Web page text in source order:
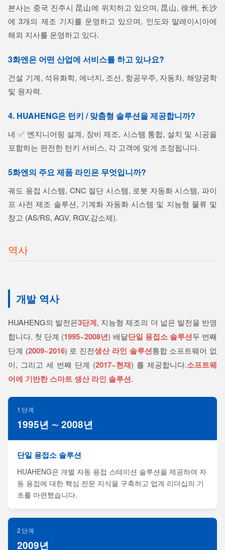
본사는 중국 진주시 昆山에 위치하고 있으며, 昆山, 徐州, 长沙
에 3개의 제조 기지를 운영하고 있으며, 인도와 말레이시아에
해외 지사를 운영하고 있다.
3화엔은 어떤 산업에 서비스를 하고 있나요?
건설 기계, 석유화학, 에너지, 조선, 항공우주, 자동차, 해양공학
및 원자력.
4. HUAHENG은 턴키 / 맞춤형 솔루션을 제공합니까?
네 ✅ 엔지니어링 설계, 장비 제조, 시스템 통합, 설치 및 시공을
포함하는 완전한 턴키 서비스, 각 고객에 맞게 조정됩니다.
5화엔의 주요 제품 라인은 무엇입니까?
궤도 용접 시스템, CNC 절단 시스템, 로봇 자동화 시스템, 파이
프 사전 제조 솔루션, 기계화 자동화 시스템 및 지능형 물류 및
창고 (AS/RS, AGV, RGV,감소제).
역사
개발 역사
HUAHENG의 발전은3단계, 지능형 제조의 더 넓은 발전을 반영
합니다. 첫 단계 (1995~2008년) 배달단일 용접소 솔루션두 번째
단계 (2009~2016) 로 진전생산 라인 솔루션통합 소프트웨어 없
이, 그리고 세 번째 단계 (2017~현재) 를 제공합니다.소프트웨
어에 기반한 스마트 생산 라인 솔루션.
1단계
1995년 ∼ 2008년
단일 용접소 솔루션
HUAHENG은 개별 자동 용접 스테이션 솔루션을 제공하여 자
동 용접에 대한 핵심 전문 지식을 구축하고 업계 리더십의 기
초를 마련했습니다.
2단계
2009년